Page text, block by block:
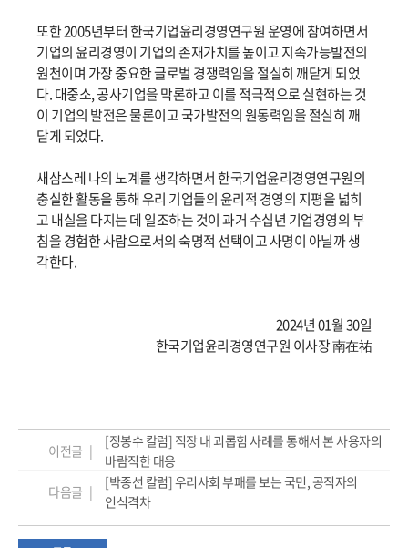
또한 2005년부터 한국기업윤리경영연구원 운영에 참여하면서
기업의 윤리경영이 기업의 존재가치를 높이고 지속가능발전의
원천이며 가장 중요한 글로벌 경쟁력임을 절실히 깨닫게 되었
다. 대중소, 공사기업을 막론하고 이를 적극적으로 실현하는 것
이 기업의 발전은 물론이고 국가발전의 원동력임을 절실히 깨
닫게 되었다.
새삼스레 나의 노계를 생각하면서 한국기업윤리경영연구원의
충실한 활동을 통해 우리 기업들의 윤리적 경영의 지평을 넓히
고 내실을 다지는 데 일조하는 것이 과거 수십년 기업경영의 부
침을 경험한 사람으로서의 숙명적 선택이고 사명이 아닐까 생
각한다.
2024년 01월 30일
한국기업윤리경영연구원 이사장 南在祐
이전글 |
[정봉수 칼럼] 직장 내 괴롭힘 사례를 통해서 본 사용자의
바람직한 대응
다음글 |
[박종선 칼럼] 우리사회 부패를 보는 국민, 공직자의
인식격차